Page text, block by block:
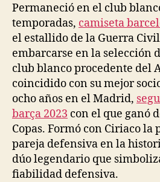
Permaneció en el club
temporadas, camiseta
el estallido de la Guerra
embarcarse en la selección
club blanco procedente del
coincidido con su mejor
ocho años en el Madrid,
barça 2023 con el que ganó
Copas. Formó con Ciriaco
pareja defensiva en la
dúo legendario que
fiabilidad defensiva.